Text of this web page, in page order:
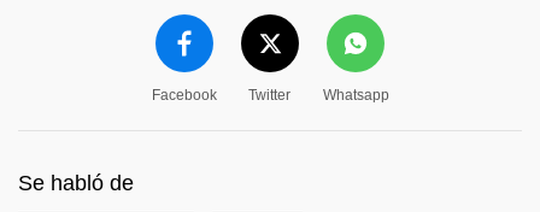
Facebook Twitter Whatsapp
Se habló de